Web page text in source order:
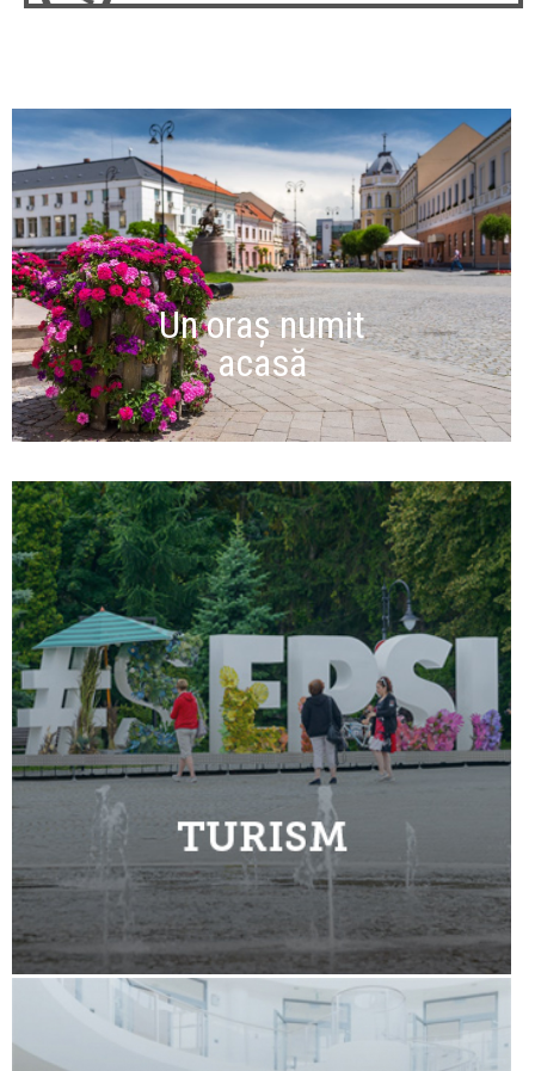
Un oraș numit
acasă